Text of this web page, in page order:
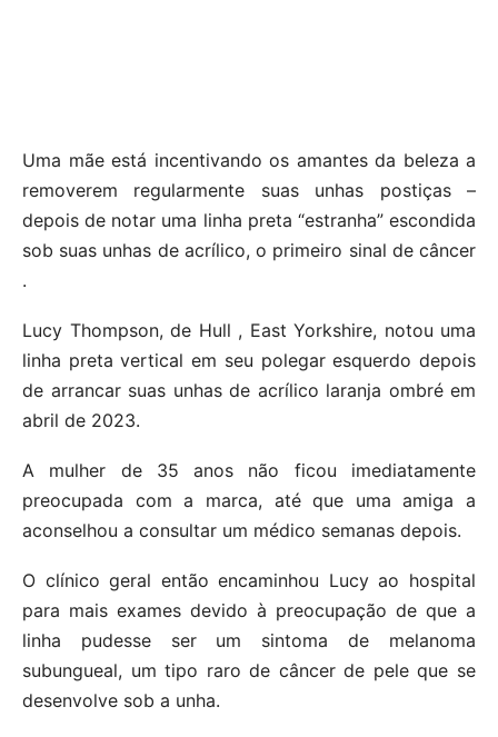
Uma mãe está incentivando os amantes da beleza a
removerem regularmente suas unhas postiças –
depois de notar uma linha preta “estranha” escondida
sob suas unhas de acrílico, o primeiro sinal de câncer
.
Lucy Thompson, de Hull , East Yorkshire, notou uma
linha preta vertical em seu polegar esquerdo depois
de arrancar suas unhas de acrílico laranja ombré em
abril de 2023.
A mulher de 35 anos não ficou imediatamente
preocupada com a marca, até que uma amiga a
aconselhou a consultar um médico semanas depois.
O clínico geral então encaminhou Lucy ao hospital
para mais exames devido à preocupação de que a
linha pudesse ser um sintoma de melanoma
subungueal, um tipo raro de câncer de pele que se
desenvolve sob a unha.